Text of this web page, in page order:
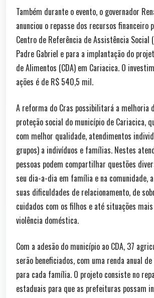
Também durante o evento, o governador
anunciou o repasse dos recursos financeiro
Centro de Referência de Assistência Social
Padre Gabriel e para a implantação do
de Alimentos (CDA) em Cariacica. O
ações é de R$ 540,5 mil.
A reforma do Cras possibilitará a melhoria
proteção social do município de Cariacica,
com melhor qualidade, atendimentos
grupos) a indivíduos e famílias. Nestes
pessoas podem compartilhar questões
seu dia-a-dia em família e na comunidade,
suas dificuldades de relacionamento, de
cuidados com os filhos e até situações
violência doméstica.
Com a adesão do município ao CDA, 37
serão beneficiados, com uma renda anual
para cada família. O projeto consiste no
estaduais para que as prefeituras possam